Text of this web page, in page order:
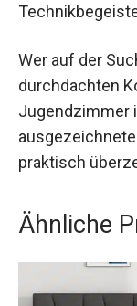
Wer auf der
durchdachten
Jugendzimmer
praktisch
Ähnliche